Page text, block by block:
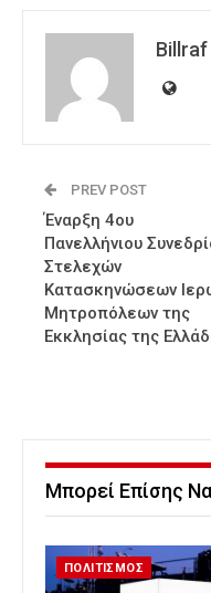
Billraf
PREV POST
Έναρξη 4ου
Πανελλήνιου
Στελεχών
Κατασκηνώσεων
Μητροπόλεων της
Εκκλησίας της
Μπορεί Επίσης
ΠΟΛΙΤΙΣΜΟΣ